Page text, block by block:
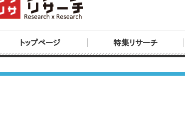
トップページ 特集リサーチ